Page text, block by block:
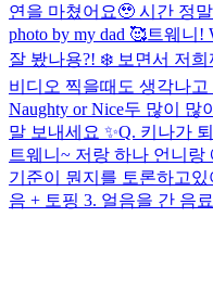
연을 마쳤어요🥹 시간 정
photo by my dad 🥰트웨니!
잘 봤나용?! ❄️ 보면서 저
비디오 찍을때도 생각나
Naughty or Nice두 많이
말 보내세요 ✨Q. 키나가
트웨니~ 저랑 하나 언니
기준이 뭔지를 토론하고있
음 + 토핑 3. 얼음을 간 음료